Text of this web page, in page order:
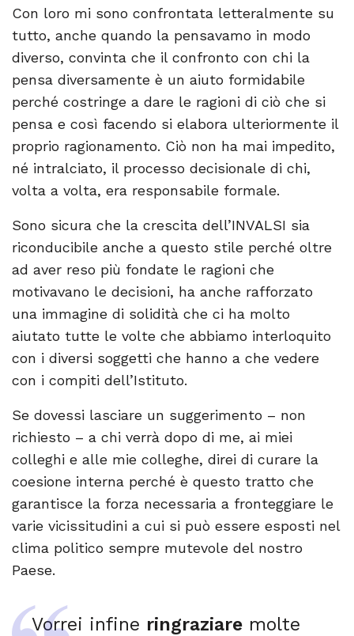
Con loro mi sono confrontata letteralmente su
tutto, anche quando la pensavamo in modo
diverso, convinta che il confronto con chi la
pensa diversamente è un aiuto formidabile
perché costringe a dare le ragioni di ciò che si
pensa e così facendo si elabora ulteriormente il
proprio ragionamento. Ciò non ha mai impedito,
né intralciato, il processo decisionale di chi,
volta a volta, era responsabile formale.
Sono sicura che la crescita dell’INVALSI sia
riconducibile anche a questo stile perché oltre
ad aver reso più fondate le ragioni che
motivavano le decisioni, ha anche rafforzato
una immagine di solidità che ci ha molto
aiutato tutte le volte che abbiamo interloquito
con i diversi soggetti che hanno a che vedere
con i compiti dell’Istituto.
Se dovessi lasciare un suggerimento – non
richiesto – a chi verrà dopo di me, ai miei
colleghi e alle mie colleghe, direi di curare la
coesione interna perché è questo tratto che
garantisce la forza necessaria a fronteggiare le
varie vicissitudini a cui si può essere esposti nel
clima politico sempre mutevole del nostro
Paese.
Vorrei infine ringraziare molte